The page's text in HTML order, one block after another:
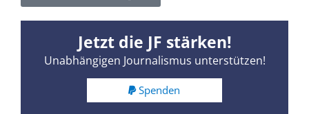
Jetzt die JF stärken!
Unabhängigen Journalismus unterstützen!
Spenden